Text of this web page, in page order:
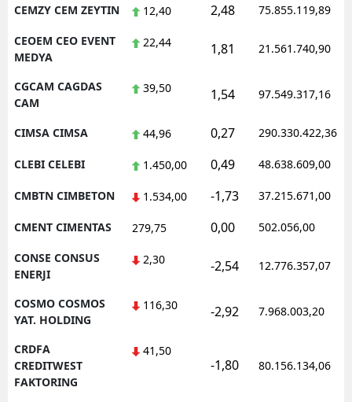
CEMZY CEM ZEYTIN 12,40 2,48 75.855.119,89
CEOEM CEO EVENT
MEDYA
22,44 1,81 21.561.740,90
CGCAM CAGDAS
CAM
39,50 1,54 97.549.317,16
CIMSA CIMSA 44,96 0,27 290.330.422,36
CLEBI CELEBI 1.450,00 0,49 48.638.609,00
CMBTN CIMBETON 1.534,00 -1,73 37.215.671,00
CMENT CIMENTAS 279,75 0,00 502.056,00
CONSE CONSUS
ENERJI
2,30 -2,54 12.776.357,07
COSMO COSMOS
YAT. HOLDING
116,30 -2,92 7.968.003,20
CRDFA
CREDITWEST
FAKTORING
41,50
-1,80 80.156.134,06